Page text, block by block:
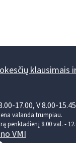
klausimais
17.00, V 8.00-
valanda trumpiau.
penktadienį 8.00 val. -
VMI